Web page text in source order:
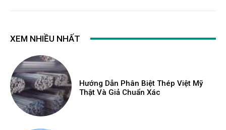
XEM NHIỀU NHẤT
Hướng Dẫn Phân Biệt Thép Việt Mỹ
Thật Và Giả Chuẩn Xác